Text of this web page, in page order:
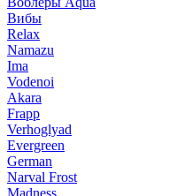
Вибы
Relax
Namazu
Ima
Vodenoi
Akara
Frapp
Verhoglyad
Evergreen
German
Narval Frost
Madness